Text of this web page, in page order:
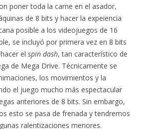
poner toda la carne en el asador,
de 8 bits y hacer la expeiencia
posible a los videojuegos de 16
se incluyó por primera vez en 8 bits
elspin dash, tan característico de
de Mega Drive. Técnicamente se
los movimientos y la
el juego mucho más espectacular
anteriores de 8 bits. Sin embargo,
esto se pasa de frenada y tendremos
ralentizaciones menores.